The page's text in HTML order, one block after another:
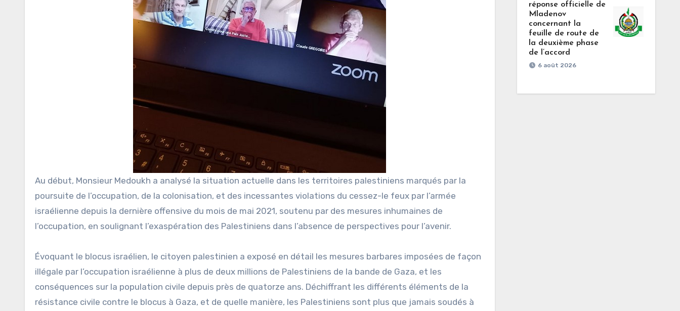
Au début, Monsieur Medoukh a analysé la situation actuelle dans les territoires palestiniens marqués par la
poursuite de l’occupation, de la colonisation, et des incessantes violations du cessez-le feux par l’armée
israélienne depuis la dernière offensive du mois de mai 2021, soutenu par des mesures inhumaines de
l’occupation, en soulignant l’exaspération des Palestiniens dans l’absence de perspectives pour l’avenir.
Évoquant le blocus israélien, le citoyen palestinien a exposé en détail les mesures barbares imposées de façon
illégale par l’occupation israélienne à plus de deux millions de Palestiniens de la bande de Gaza, et les
conséquences sur la population civile depuis près de quatorze ans. Déchiffrant les différents éléments de la
résistance civile contre le blocus à Gaza, et de quelle manière, les Palestiniens sont plus que jamais soudés à
réponse officielle de
Mladenov
concernant la
feuille de route de
la deuxième phase
de l’accord
6 août 2026